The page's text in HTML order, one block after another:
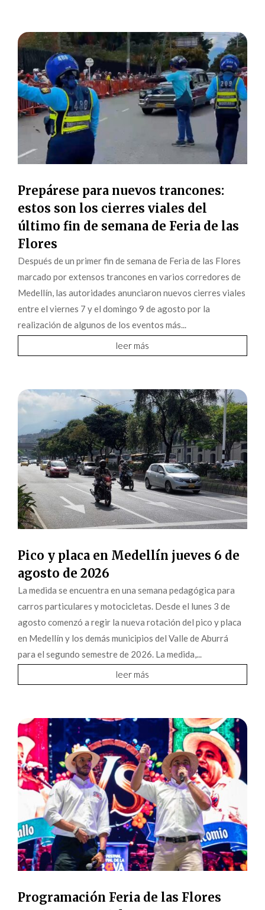
Prepárese para nuevos trancones:
estos son los cierres viales del
último fin de semana de Feria de las
Flores
Después de un primer fin de semana de Feria de las Flores
marcado por extensos trancones en varios corredores de
Medellín, las autoridades anunciaron nuevos cierres viales
entre el viernes 7 y el domingo 9 de agosto por la
realización de algunos de los eventos más...
leer más
Pico y placa en Medellín jueves 6 de
agosto de 2026
La medida se encuentra en una semana pedagógica para
carros particulares y motocicletas. Desde el lunes 3 de
agosto comenzó a regir la nueva rotación del pico y placa
en Medellín y los demás municipios del Valle de Aburrá
para el segundo semestre de 2026. La medida,...
leer más
Programación Feria de las Flores